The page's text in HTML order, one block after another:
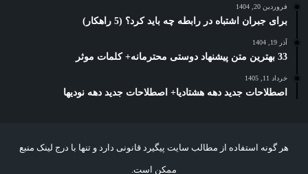
فروردین 20, 1404
برای جبران اشتباه در رابطه چه باید کرد؟ (5 راهکار)
آذر 19, 1404
33 بهترین متن پیشنهاد دوستی محترمانه+ کلمات موثر
خرداد 11, 1405
اصطلاحات جدید دهه هشتادیا+ اصطلاحات جدید دهه نودیها
هر گونه استفاده از مطالب سایت پیگیرد قانونی دارد و تنها با درج لینک منبع
ممکن است.